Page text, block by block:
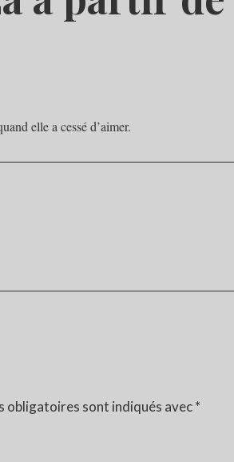
elle a cessé d’aimer.
obligatoires sont indiqués avec*